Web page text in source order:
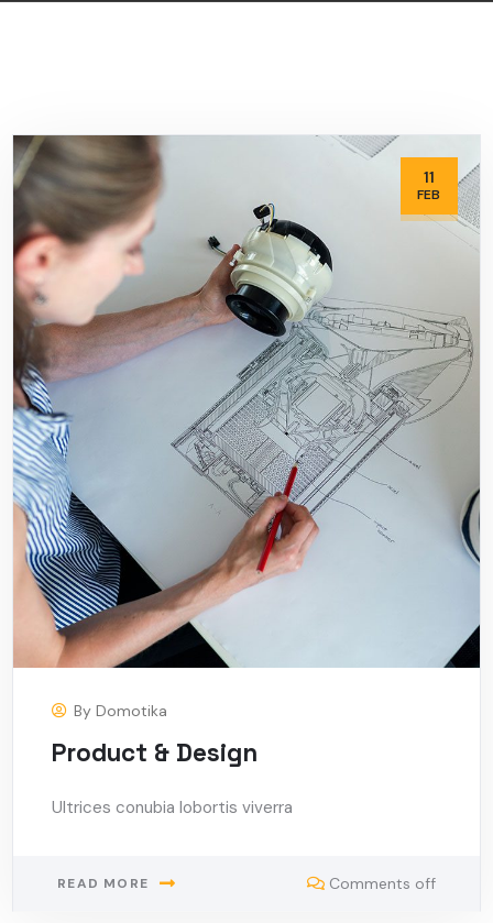
11
FEB
ByDomotika
Product & Design
Ultrices conubia lobortis viverra
READ MORE Comments off